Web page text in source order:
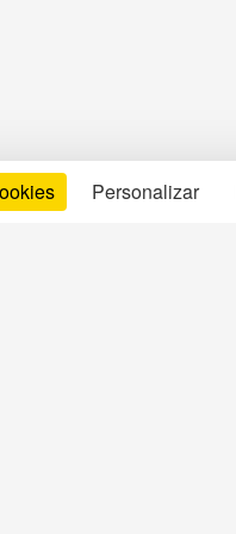
Personalizar